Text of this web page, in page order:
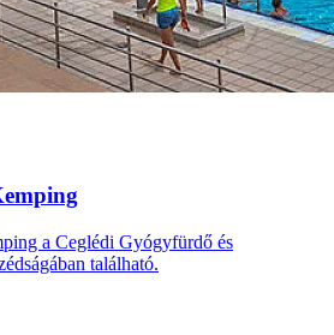
a Ceglédi Gyógyfürdő és
található.